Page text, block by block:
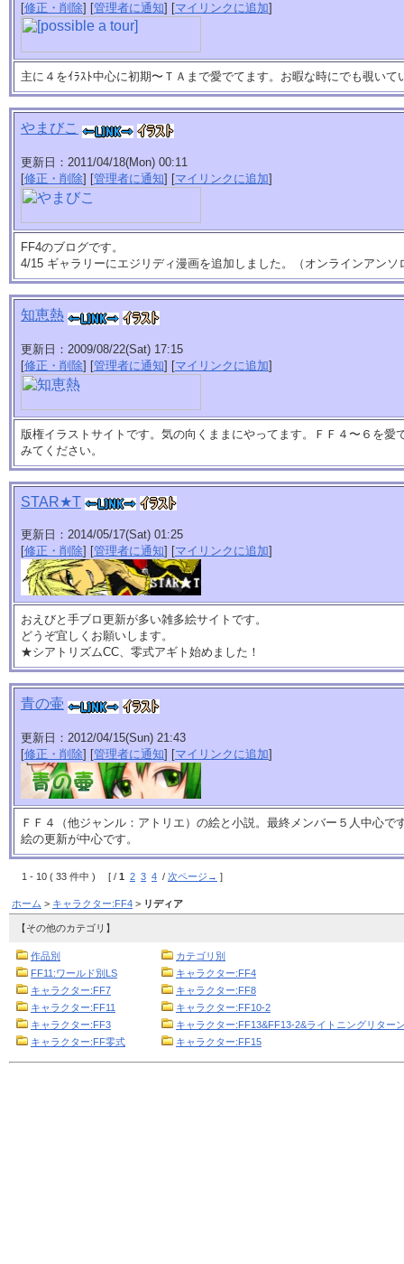
[修正・削除] [管理者に通知] [マイリンクに追加]
主に４をｲﾗｽﾄ中心に初期〜ＴＡまで愛でてます。お暇な時にでも覗い
やまびこ
更新日：2011/04/18(Mon) 00:11
[修正・削除] [管理者に通知] [マイリンクに追加]
FF4のブログです。
4/15 ギャラリーにエジリディ漫画を追加しました。（オンラインアン
知恵熱
更新日：2009/08/22(Sat) 17:15
[修正・削除] [管理者に通知] [マイリンクに追加]
版権イラストサイトです。気の向くままにやってます。ＦＦ４〜６を愛
みてください。
STAR★T
更新日：2014/05/17(Sat) 01:25
[修正・削除] [管理者に通知] [マイリンクに追加]
おえびと手ブロ更新が多い雑多絵サイトです。
どうぞ宜しくお願いします。
★シアトリズムCC、零式アギト始めました！
青の壷
更新日：2012/04/15(Sun) 21:43
[修正・削除] [管理者に通知] [マイリンクに追加]
ＦＦ４（他ジャンル：アトリエ）の絵と小説。最終メンバー５人中心で
絵の更新が中心です。
1 - 10 ( 33 件中 ) [ / 1 2 3 4 / 次ページ→ ]
ホーム > キャラクター:FF4 > リディア
【その他のカテゴリ】
作品別
カテゴリ別
FF11:ワールド別LS
キャラクター:FF4
キャラクター:FF7
キャラクター:FF8
キャラクター:FF11
キャラクター:FF10-2
キャラクター:FF3
キャラクター:FF13&FF13-2&ライトニングリター
キャラクター:FF零式
キャラクター:FF15